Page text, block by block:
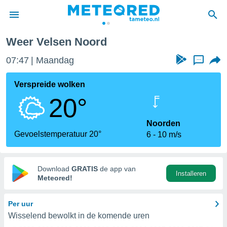
door
verstrekte
hoge
hebt de
voor
op basis
Weer Velsen Noord
07:47 Maandag ...
Verspreide wolken
20°
Gevoelstemperatuur 20°
Noorden
6
10 m/s
Download GRATIS de app van
Meteored!
Installeren
Per uur
Wisselend bewolkt in de komende uren